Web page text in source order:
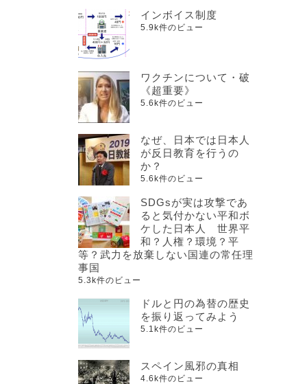
インボイス制度
5.9k件のビュー
ワクチンについて・破
《超重要》
5.6k件のビュー
なぜ、日本では日本人
が反日教育を行うの
か？
5.6k件のビュー
SDGsが実は攻撃であ
ると気付かない平和ボ
ケした日本人 世界平
和？人権？環境？平
等？武力を放棄しない国連の常任理
事国
5.3k件のビュー
ドルと円の為替の歴史
を振り返ってみよう
5.1k件のビュー
スペイン風邪の真相
4.6k件のビュー